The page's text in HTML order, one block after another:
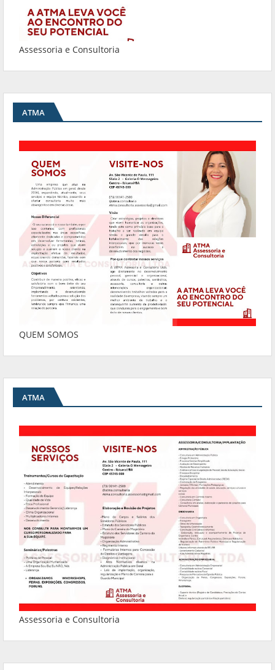
Assessoria e Consultoria
ATMA
QUEM SOMOS
ATMA
Assessoria e Consultoria